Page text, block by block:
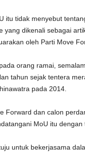
itu tidak menyebut
yang dikenali sebagai
oleh Parti Move
orang ramai,
tahun sejak tentera
pada 2014.
Forward dan calon
MoU itu dengan
untuk bekerjasama